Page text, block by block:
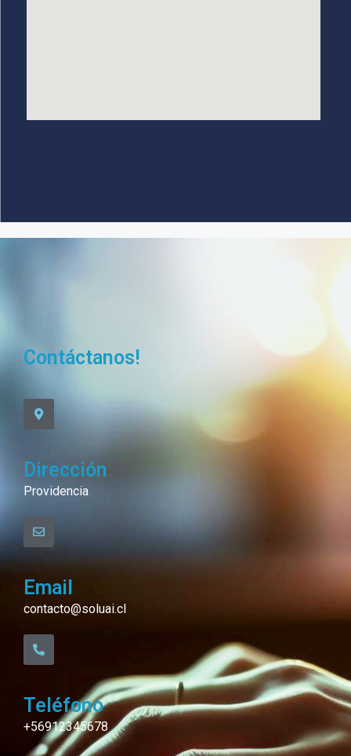
Contáctanos!
Dirección
Providencia
Email
contacto@soluai.cl
Teléfono
+56912345678